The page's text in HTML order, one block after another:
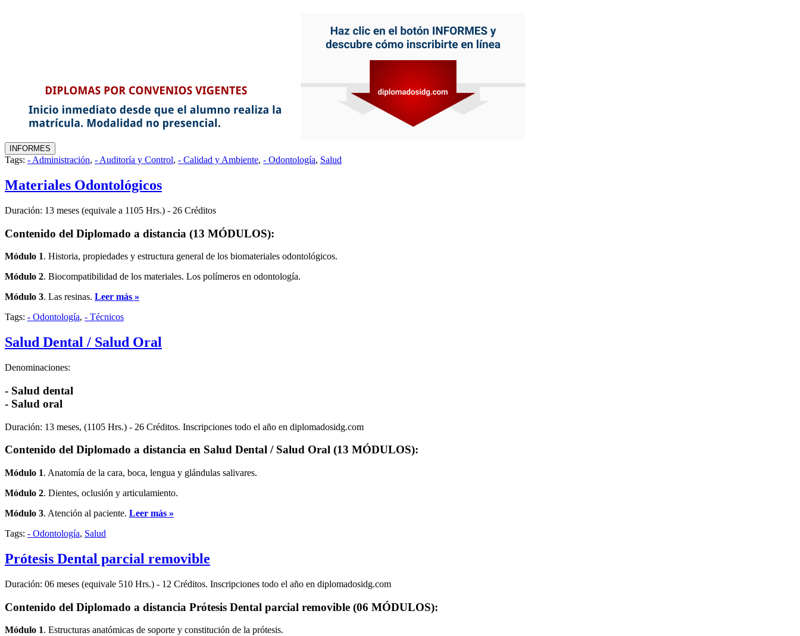
Tags: - Administración, - Auditoría y Control, - Calidad y Ambiente, - Odontología, Salud
Materiales Odontológicos
Duración: 13 meses (equivale a 1105 Hrs.) - 26 Créditos
Contenido del Diplomado a distancia (13 MÓDULOS):
Módulo 1. Historia, propiedades y estructura general de los biomateriales odontológicos.
Módulo 2. Biocompatibilidad de los materiales. Los polímeros en odontología.
Módulo 3. Las resinas. Leer más »
Tags: - Odontología, - Técnicos
Salud Dental / Salud Oral
Denominaciones:
- Salud dental
- Salud oral
Duración: 13 meses, (1105 Hrs.) - 26 Créditos. Inscripciones todo el año en diplomadosidg.com
Contenido del Diplomado a distancia en Salud Dental / Salud Oral (13 MÓDULOS):
Módulo 1. Anatomía de la cara, boca, lengua y glándulas salivares.
Módulo 2. Dientes, oclusión y articulamiento.
Módulo 3. Atención al paciente. Leer más »
Tags: - Odontología, Salud
Prótesis Dental parcial removible
Duración: 06 meses (equivale 510 Hrs.) - 12 Créditos. Inscripciones todo el año en diplomadosidg.com
Contenido del Diplomado a distancia Prótesis Dental parcial removible (06 MÓDULOS):
Módulo 1. Estructuras anatómicas de soporte y constitución de la prótesis.